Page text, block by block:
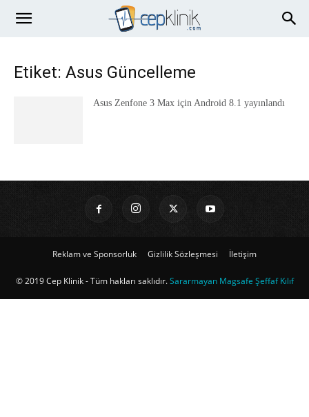
Etiket: Asus Güncelleme
Asus Zenfone 3 Max için Android 8.1 yayınlandı
Reklam ve Sponsorluk Gizlilik Sözleşmesi İletişim
© 2019 Cep Klinik - Tüm hakları saklıdır.Sararmayan Magsafe Şeffaf Kılıf